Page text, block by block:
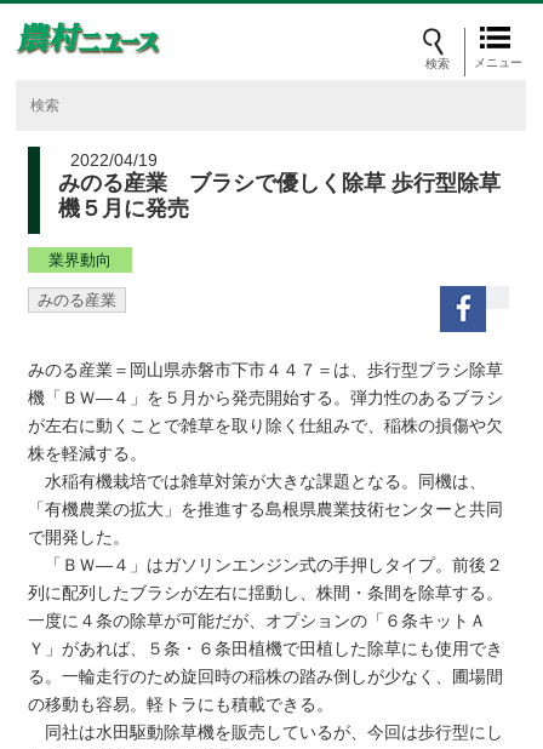
メニュー
2022/04/19
みのる産業 ブラシで優しく除草 歩行型除草
機５月に発売
業界動向
みのる産業
みのる産業＝岡山県赤磐市下市４４７＝は、歩行型ブラシ除草
機「ＢＷ―４」を５月から発売開始する。弾力性のあるブラシ
が左右に動くことで雑草を取り除く仕組みで、稲株の損傷や欠
株を軽減する。
水稲有機栽培では雑草対策が大きな課題となる。同機は、
「有機農業の拡大」を推進する島根県農業技術センターと共同
で開発した。
「ＢＷ―４」はガソリンエンジン式の手押しタイプ。前後２
列に配列したブラシが左右に揺動し、株間・条間を除草する。
一度に４条の除草が可能だが、オプションの「６条キットＡ
Ｙ」があれば、５条・６条田植機で田植した除草にも使用でき
る。一輪走行のため旋回時の稲株の踏み倒しが少なく、圃場間
の移動も容易。軽トラにも積載できる。
同社は水田駆動除草機を販売しているが、今回は歩行型にし